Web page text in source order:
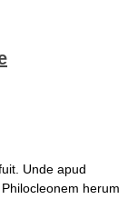
Unde apud
herum